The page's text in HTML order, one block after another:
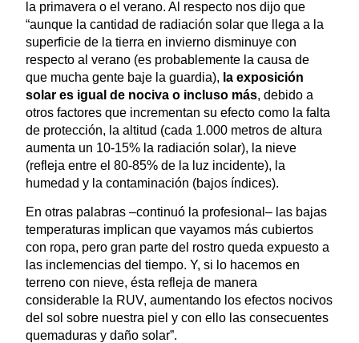
la primavera o el verano. Al respecto nos dijo que
“aunque la cantidad de radiación solar que llega a la
superficie de la tierra en invierno disminuye con
respecto al verano (es probablemente la causa de
que mucha gente baje la guardia), la exposición
solar es igual de nociva o incluso más, debido a
otros factores que incrementan su efecto como la falta
de protección, la altitud (cada 1.000 metros de altura
aumenta un 10-15% la radiación solar), la nieve
(refleja entre el 80-85% de la luz incidente), la
humedad y la contaminación (bajos índices).
En otras palabras –continuó la profesional– las bajas
temperaturas implican que vayamos más cubiertos
con ropa, pero gran parte del rostro queda expuesto a
las inclemencias del tiempo. Y, si lo hacemos en
terreno con nieve, ésta refleja de manera
considerable la RUV, aumentando los efectos nocivos
del sol sobre nuestra piel y con ello las consecuentes
quemaduras y daño solar”.